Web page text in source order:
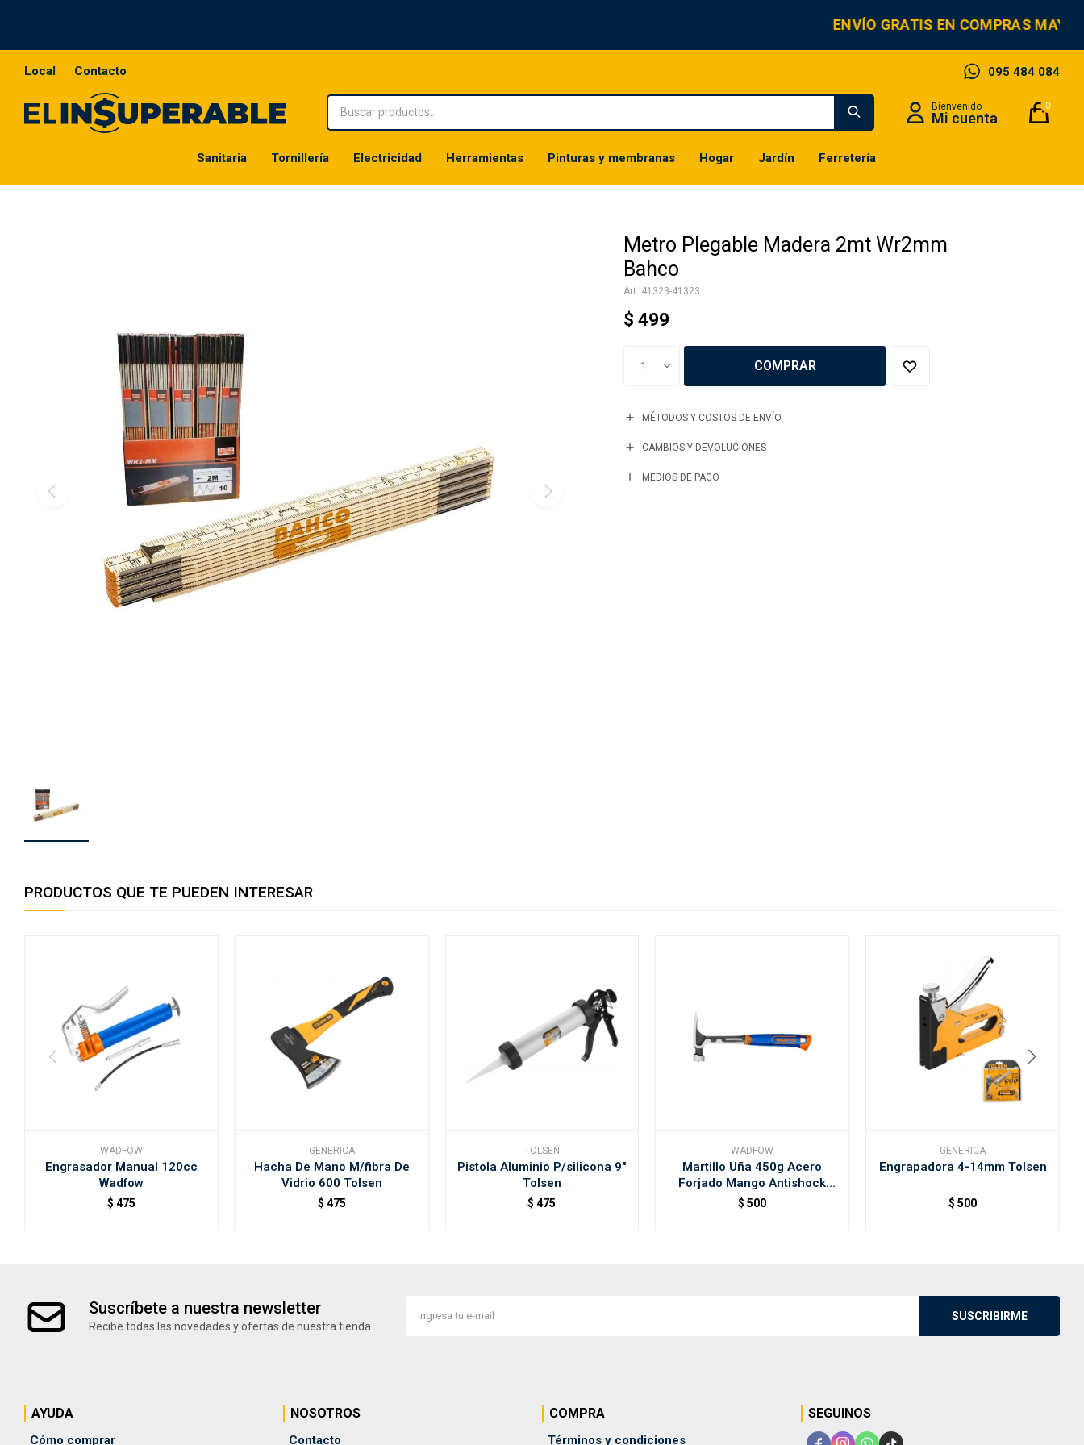
ENVÍO GRATIS EN COMPRAS
Sanitaria Tornillería Electricidad Herramientas Pinturas y membranas Hogar Jardín Ferretería
0
095 484 084
Local Contacto
Metro Plegable Madera 2mt Wr2mm
Bahco
41323-41323
$ 499
1 COMPRAR
MÉTODOS Y COSTOS DE ENVÍO
CAMBIOS Y DEVOLUCIONES
MEDIOS DE PAGO
PRODUCTOS QUE TE PUEDEN INTERESAR
WADFOW
Engrasador Manual 120cc
Wadfow
$ 475
GENERICA
Hacha De Mano M/fibra De
Vidrio 600 Tolsen
$ 475
TOLSEN
Pistola Aluminio P/silicona 9"
Tolsen
$ 475
WADFOW
Martillo Uña 450g Acero
Forjado Mango Antishock
Wadfow
$ 500
GENERICA
Engrapadora 4-14mm Tolsen
$ 500
Suscríbete a nuestra newsletter
Recibe todas las novedades y ofertas de nuestra tienda.
SUSCRIBIRME
AYUDA
Cómo comprar
NOSOTROS
Contacto
COMPRA
Términos y condiciones
SEGUINOS